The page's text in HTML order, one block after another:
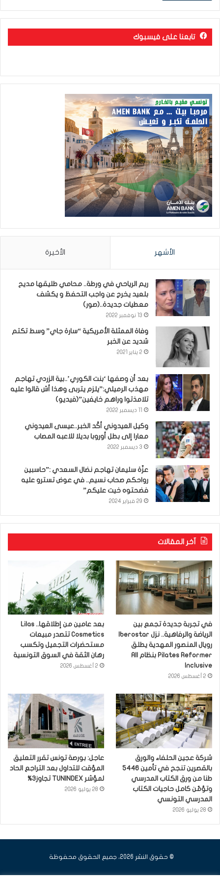
تابعنا على فيسبوك
الأشهر الأخيرة
ريم الرياحي في ورطة.. محامي طليقها مديح
بلعيد يخرج عن واجب التحفظ و يكشف
معطيات جديدة..(صور)
13 نوفمبر 2022
وفاة الممثلة الأمريكية “سارة جاي” وسط تكتم
شديد عن الخبر
2 يناير 2021
بعد أن وصفها ‘بنت الكوري’..بية الزردي تهاجم
مهذب الرميلي:”يلزم يتربى وهذا أش قالوا عليه
تلامذتوا وراهم خايفين”(فيديو)
وكيل العيدوني أكّد الخبر..عيسى العيدوني
معارا إلى بطل أوروبا بديلا للاعبه المصاب
3 ديسمبر 2022
عزّة سليمان تهاجم نضال السعدي :”حاسبين
رواحكم صحاب نسيم.. في عوض تسترو عليه
فضحتوه خيت عليكم”
29 فبراير 2024
آخر المقالات
في تجربة جديدة تجمع بين
رويال المنصور المهدية يطلق
Pilates Reformer بنظام All
Inclusive
2 أغسطس 2026
بعد عامين من إطلاقها.. Lilas
Cosmetics تتصدر مبيعات
مستحضرات التجميل وتكسب
رهان الثقة في السوق التونسية
2 أغسطس 2026
شركة عجين الحلفاء والورق
بالقصرين تنجح في تأمين 5446
طنا من ورق الكتاب المدرسي
وتؤمّن كامل حاجيات الكتاب
المدرسي التونسي
28 يوليو 2026
عاجل: بورصة تونس تقرر التعليق
المؤقت للتداول بعد التراجع الحاد
لمؤشر TUNINDEX تجاوز3%
28 يوليو 2026
© حقوق النشر 2026، جميع الحقوق محفوظة